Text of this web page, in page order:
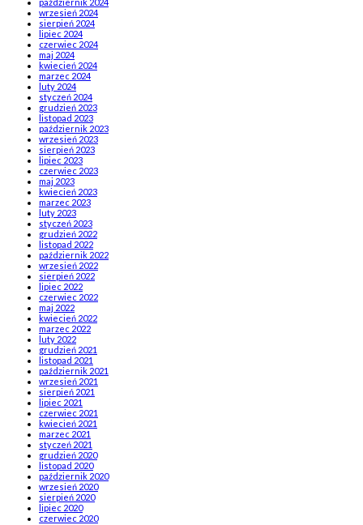
październik 2024
wrzesień 2024
sierpień 2024
lipiec 2024
czerwiec 2024
maj 2024
kwiecień 2024
marzec 2024
luty 2024
styczeń 2024
grudzień 2023
listopad 2023
październik 2023
wrzesień 2023
sierpień 2023
lipiec 2023
czerwiec 2023
maj 2023
kwiecień 2023
marzec 2023
luty 2023
styczeń 2023
grudzień 2022
listopad 2022
październik 2022
wrzesień 2022
sierpień 2022
lipiec 2022
czerwiec 2022
maj 2022
kwiecień 2022
marzec 2022
luty 2022
grudzień 2021
listopad 2021
październik 2021
wrzesień 2021
sierpień 2021
lipiec 2021
czerwiec 2021
kwiecień 2021
marzec 2021
styczeń 2021
grudzień 2020
listopad 2020
październik 2020
wrzesień 2020
sierpień 2020
lipiec 2020
czerwiec 2020